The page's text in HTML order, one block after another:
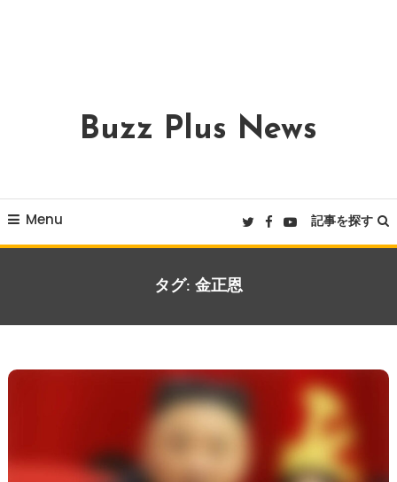
Buzz Plus News
Menu 記事を探す
タグ: 金正恩